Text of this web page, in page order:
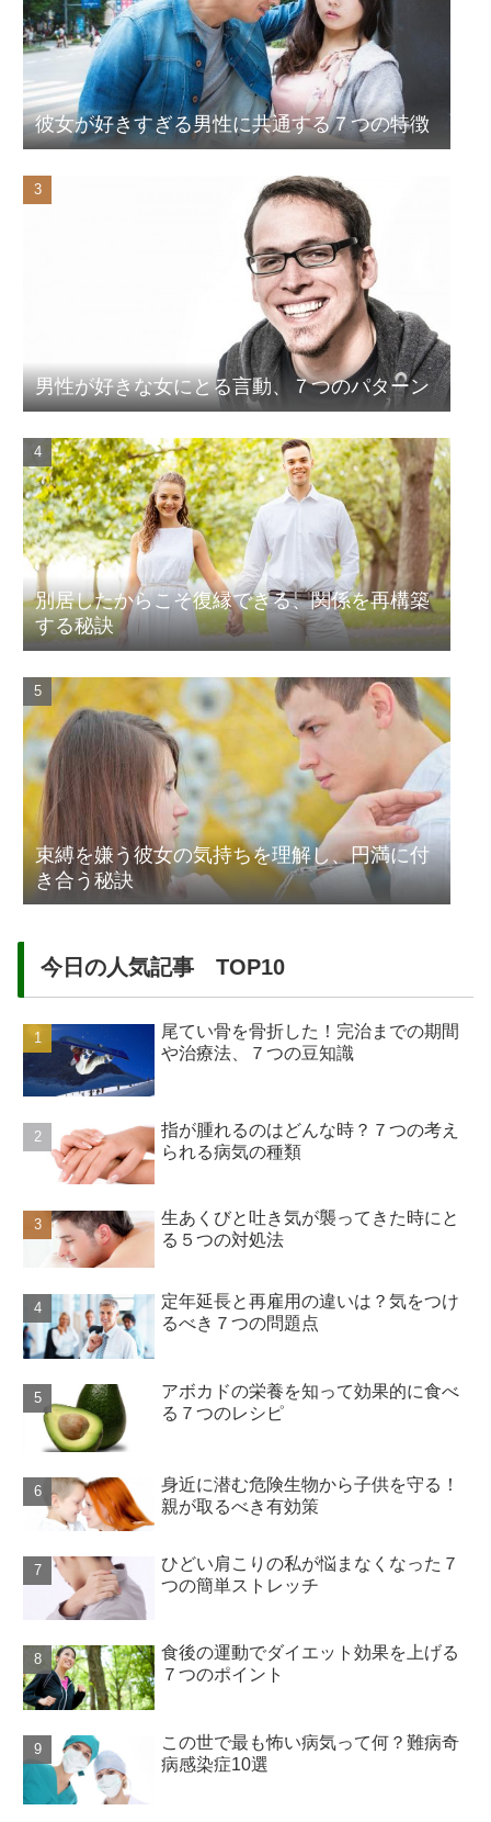
彼女が好きすぎる男性に共通する７つの特徴
男性が好きな女にとる言動、７つのパターン
別居したからこそ復縁できる、関係を再構築
する秘訣
束縛を嫌う彼女の気持ちを理解し、円満に付
き合う秘訣
今日の人気記事 TOP10
尾てい骨を骨折した！完治までの期間
や治療法、７つの豆知識
指が腫れるのはどんな時？７つの考え
られる病気の種類
生あくびと吐き気が襲ってきた時にと
る５つの対処法
定年延長と再雇用の違いは？気をつけ
るべき７つの問題点
アボカドの栄養を知って効果的に食べ
る７つのレシピ
身近に潜む危険生物から子供を守る！
親が取るべき有効策
ひどい肩こりの私が悩まなくなった７
つの簡単ストレッチ
食後の運動でダイエット効果を上げる
７つのポイント
この世で最も怖い病気って何？難病奇
病感染症10選